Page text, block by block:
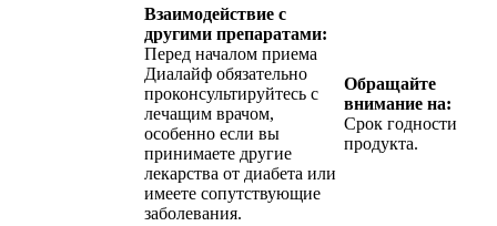
Взаимодействие с
другими препаратами:
Перед началом приема
Диалайф обязательно
проконсультируйтесь с
лечащим врачом,
особенно если вы
принимаете другие
лекарства от диабета или
имеете сопутствующие
заболевания.
Обращайте
внимание на:
Срок годности
продукта.